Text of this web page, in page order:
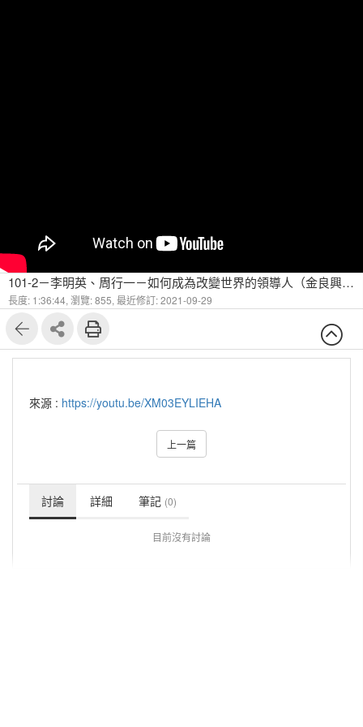
101-2－李明英、周行一－如何成為改變世界的領導人（金良興窯業易榮昌董事長）
長度: 1:36:44, 瀏覽: 855, 最近修訂: 2021-09-29
來源 : https://youtu.be/XM03EYLIEHA
上一篇
討論 詳細 筆記 (0)
目前沒有討論